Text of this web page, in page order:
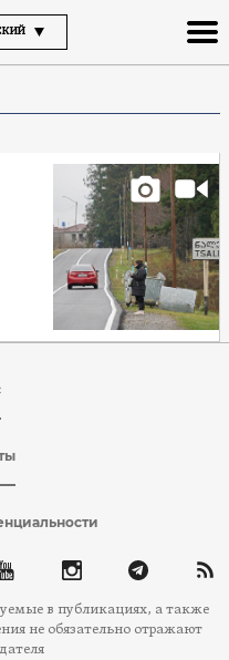
в публикациях, а также
не обязательно отражают